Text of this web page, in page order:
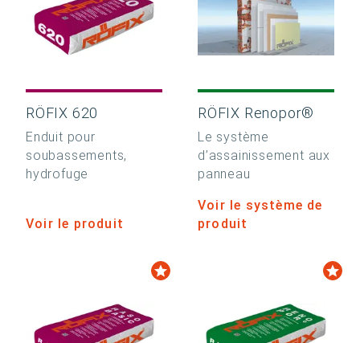
RÖFIX 620
Enduit pour
soubassements,
hydrofuge
Voir le produit
RÖFIX Renopor®
Le système
d’assainissement aux
panneau
Voir le système de
produit